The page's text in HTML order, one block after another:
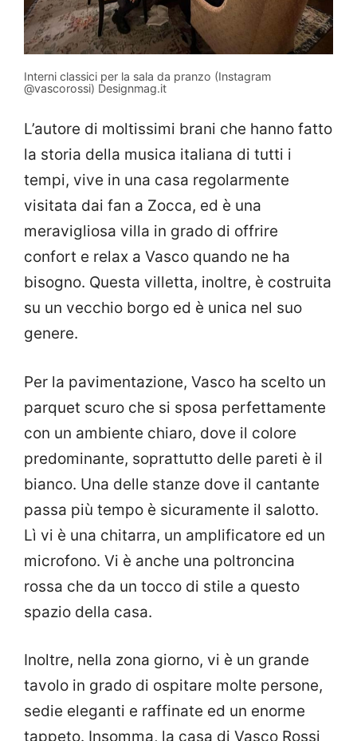
Interni classici per la sala da pranzo (Instagram
@vascorossi) Designmag.it
L’autore di moltissimi brani che hanno fatto
la storia della musica italiana di tutti i
tempi, vive in una casa regolarmente
visitata dai fan a Zocca, ed è una
meravigliosa villa in grado di offrire
confort e relax a Vasco quando ne ha
bisogno. Questa villetta, inoltre, è costruita
su un vecchio borgo ed è unica nel suo
genere.
Per la pavimentazione, Vasco ha scelto un
parquet scuro che si sposa perfettamente
con un ambiente chiaro, dove il colore
predominante, soprattutto delle pareti è il
bianco. Una delle stanze dove il cantante
passa più tempo è sicuramente il salotto.
Lì vi è una chitarra, un amplificatore ed un
microfono. Vi è anche una poltroncina
rossa che da un tocco di stile a questo
spazio della casa.
Inoltre, nella zona giorno, vi è un grande
tavolo in grado di ospitare molte persone,
sedie eleganti e raffinate ed un enorme
tappeto. Insomma, la casa di Vasco Rossi